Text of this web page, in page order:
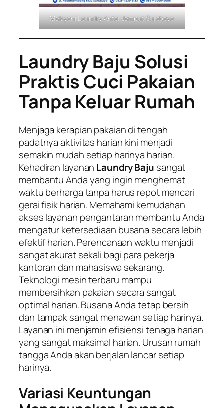
Melayani Laundry Antar Jemput Surabaya
Laundry Baju Solusi
Praktis Cuci Pakaian
Tanpa Keluar Rumah
Menjaga kerapian pakaian di tengah
padatnya aktivitas harian kini menjadi
semakin mudah setiap harinya harian.
Kehadiran layanan Laundry Baju sangat
membantu Anda yang ingin menghemat
waktu berharga tanpa harus repot mencari
gerai fisik harian. Memahami kemudahan
akses layanan pengantaran membantu Anda
mengatur ketersediaan busana secara lebih
efektif harian. Perencanaan waktu menjadi
sangat akurat sekali bagi para pekerja
kantoran dan mahasiswa sekarang.
Teknologi mesin terbaru mampu
membersihkan pakaian secara sangat
optimal harian. Busana Anda tetap bersih
dan tampak sangat menawan setiap harinya.
Layanan ini menjamin efisiensi tenaga harian
yang sangat maksimal harian. Urusan rumah
tangga Anda akan berjalan lancar setiap
harinya.
Variasi Keuntungan